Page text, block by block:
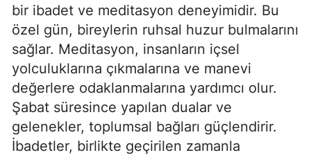
bir ibadet ve meditasyon deneyimidir. Bu
özel gün, bireylerin ruhsal huzur bulmalarını
sağlar. Meditasyon, insanların içsel
yolculuklarına çıkmalarına ve manevi
değerlere odaklanmalarına yardımcı olur.
Şabat süresince yapılan dualar ve
gelenekler, toplumsal bağları güçlendirir.
İbadetler, birlikte geçirilen zamanla